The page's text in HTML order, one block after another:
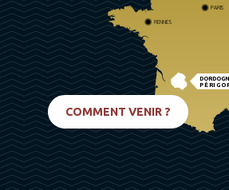
PARIS
RENNES
COMMENT VENIR ?